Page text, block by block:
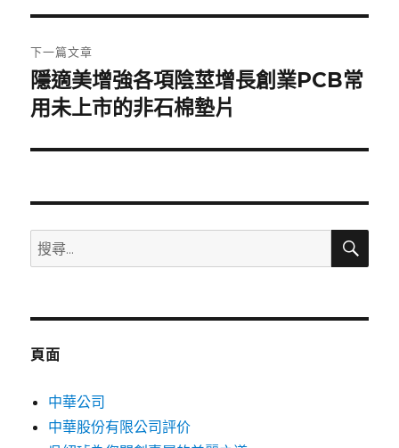
覽
文
章:
下一篇文章
下
一
文
隱適美增強各項陰莖增長創業PCB常
用未上市的非石棉墊片
搜
尋
鍵
搜
頁面
中華公司
中華股份有限公司評价